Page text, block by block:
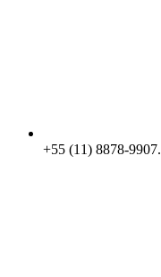
+55 (11) 8878-9907.